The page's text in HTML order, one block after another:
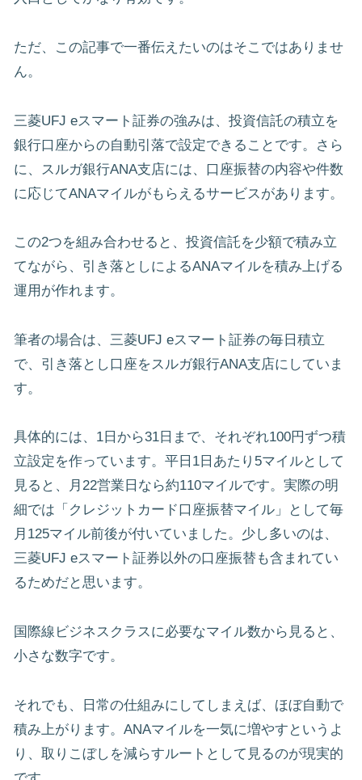
ただ、この記事で一番伝えたいのはそこではありませ
ん。
三菱UFJ eスマート証券の強みは、投資信託の積立を
銀行口座からの自動引落で設定できることです。さら
に、スルガ銀行ANA支店には、口座振替の内容や件数
に応じてANAマイルがもらえるサービスがあります。
この2つを組み合わせると、投資信託を少額で積み立
てながら、引き落としによるANAマイルを積み上げる
運用が作れます。
筆者の場合は、三菱UFJ eスマート証券の毎日積立
で、引き落とし口座をスルガ銀行ANA支店にしていま
す。
具体的には、1日から31日まで、それぞれ100円ずつ積
立設定を作っています。平日1日あたり5マイルとして
見ると、月22営業日なら約110マイルです。実際の明
細では「クレジットカード口座振替マイル」として毎
月125マイル前後が付いていました。少し多いのは、
三菱UFJ eスマート証券以外の口座振替も含まれてい
るためだと思います。
国際線ビジネスクラスに必要なマイル数から見ると、
小さな数字です。
それでも、日常の仕組みにしてしまえば、ほぼ自動で
積み上がります。ANAマイルを一気に増やすというよ
り、取りこぼしを減らすルートとして見るのが現実的